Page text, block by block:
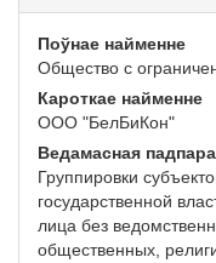
Поўнае найменне
Общество с
Кароткае найменне
ООО "БелБиКон"
Ведамасная
Группировки
государственной
лица без
общественных,